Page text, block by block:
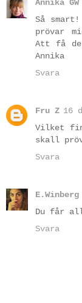
Annika GW
Så
prövar
Att få
Annika
Svara
Fru Z 16
Vilket
skall
Svara
E.Winberg
Du får
Svara